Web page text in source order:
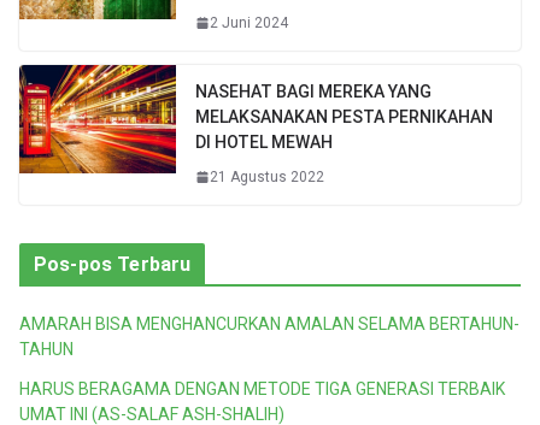
2 Juni 2024
NASEHAT BAGI MEREKA YANG
MELAKSANAKAN PESTA PERNIKAHAN
DI HOTEL MEWAH
21 Agustus 2022
Pos-pos Terbaru
AMARAH BISA MENGHANCURKAN AMALAN SELAMA BERTAHUN-
TAHUN
HARUS BERAGAMA DENGAN METODE TIGA GENERASI TERBAIK
UMAT INI (AS-SALAF ASH-SHALIH)